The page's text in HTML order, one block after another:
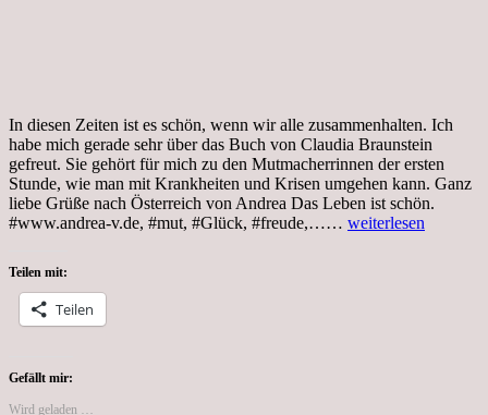
In diesen Zeiten ist es schön, wenn wir alle zusammenhalten. Ich
habe mich gerade sehr über das Buch von Claudia Braunstein
gefreut. Sie gehört für mich zu den Mutmacherrinnen der ersten
Stunde, wie man mit Krankheiten und Krisen umgehen kann. Ganz
liebe Grüße nach Österreich von Andrea Das Leben ist schön.
#www.andrea-v.de, #mut, #Glück, #freude,…… Tag
weiterlesen
Teilen mit:
Teilen
Gefällt mir:
Wird geladen …